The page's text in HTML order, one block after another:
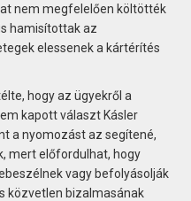
nem megfelelően költötték
hamisítottak az
elessenek a kártérítés
hogy az ügyekről a
kapott választ Kásler
a nyomozást az segítené,
mert előfordulhat, hogy
vagy befolyásolják
közvetlen bizalmasának